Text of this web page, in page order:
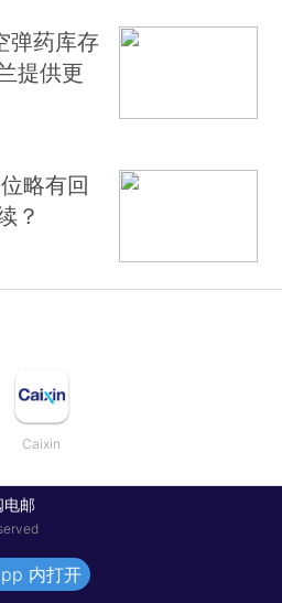
弹药库存
提供更
略有回
？
Caixin
邮
内打开